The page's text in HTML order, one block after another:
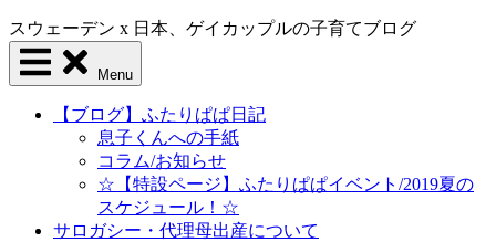
スウェーデン x 日本、ゲイカップルの子育てブログ
Menu
【ブログ】ふたりぱぱ日記
息子くんへの手紙
コラム/お知らせ
☆【特設ページ】ふたりぱぱイベント/2019夏の
スケジュール！☆
サロガシー・代理母出産について